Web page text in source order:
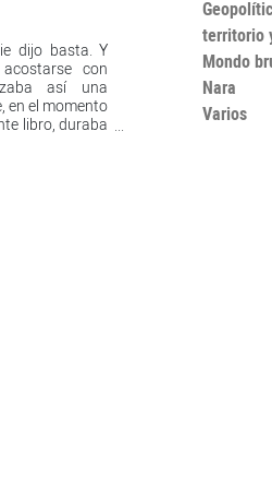
dijo basta. Y
con
así una
en el momento
libro, duraba
todas
territorio
Mondo
Nara
Varios